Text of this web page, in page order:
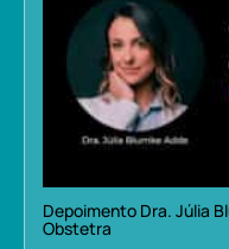
Depoimento Dra. Júlia
Obstetra